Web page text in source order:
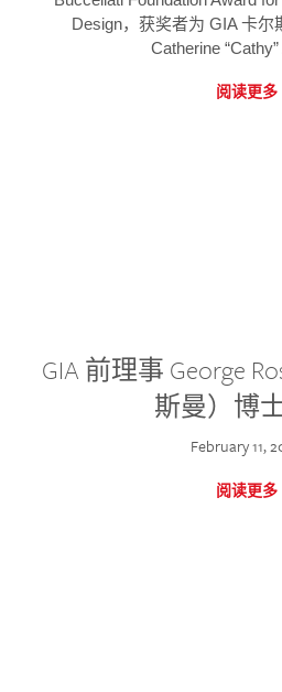
Design，获奖者为 GIA 卡尔
Catherine “Cathy”
阅读更多
GIA 前理事 George
斯曼）博
February 11,
阅读更多